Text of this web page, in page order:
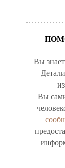
Вы
Вы